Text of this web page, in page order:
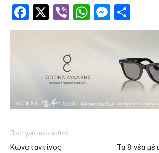
Facebook
Twitter
ViberWhatsApp
Προηγούμενο άρθρο
Κωνσταντίνος
Τα 8 νέα